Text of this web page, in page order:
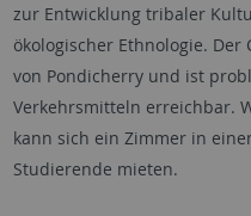
zur Entwicklung tribaler
ökologischer Ethnologie.
von Pondicherry und ist
Verkehrsmitteln erreichbar.
kann sich ein Zimmer in
Studierende mieten.